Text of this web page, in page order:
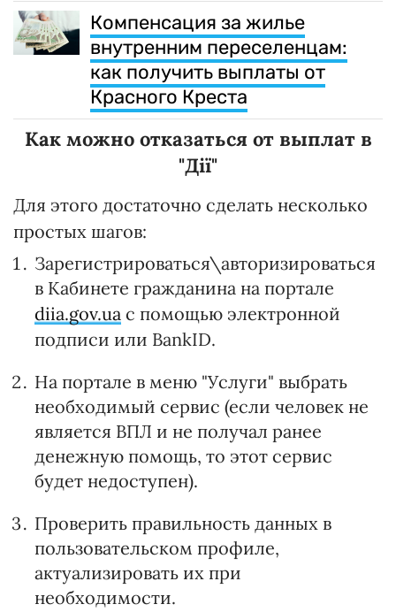
Компенсация за жилье
внутренним переселенцам:
как получить выплаты от
Красного Креста
Как можно отказаться от выплат в
"Дії"
Для этого достаточно сделать несколько
простых шагов:
Зарегистрироваться\авторизироваться
в Кабинете гражданина на портале
diia.gov.ua с помощью электронной
подписи или BankID.
На портале в меню "Услуги" выбрать
необходимый сервис (если человек не
является ВПЛ и не получал ранее
денежную помощь, то этот сервис
будет недоступен).
Проверить правильность данных в
пользовательском профиле,
актуализировать их при
необходимости.